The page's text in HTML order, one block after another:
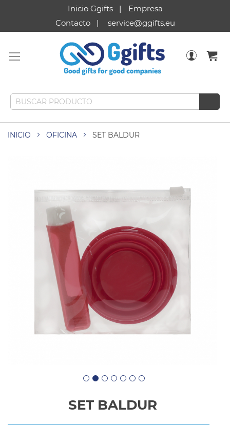
Inicio Ggifts
Empresa
Contacto
service@ggifts.eu
INICIO OFICINA SET BALDUR
SET BALDUR